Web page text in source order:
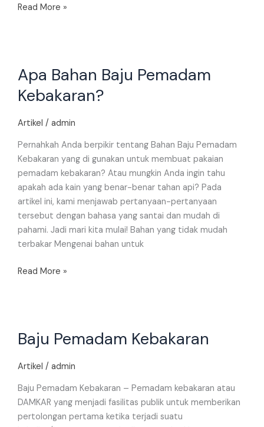
Read More »
Apa Bahan Baju Pemadam
Kebakaran?
Artikel / admin
Pernahkah Anda berpikir tentang Bahan Baju Pemadam
Kebakaran yang di gunakan untuk membuat pakaian
pemadam kebakaran? Atau mungkin Anda ingin tahu
apakah ada kain yang benar-benar tahan api? Pada
artikel ini, kami menjawab pertanyaan-pertanyaan
tersebut dengan bahasa yang santai dan mudah di
pahami. Jadi mari kita mulai! Bahan yang tidak mudah
terbakar Mengenai bahan untuk
Bahan
Baju
Pemadam
Read More »
Baju Pemadam Kebakaran
Artikel / admin
Baju Pemadam Kebakaran – Pemadam kebakaran atau
DAMKAR yang menjadi fasilitas publik untuk memberikan
pertolongan pertama ketika terjadi suatu
Pemadam
Kebakaran